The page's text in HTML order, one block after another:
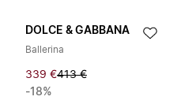
DOLCE & GABBANA
Ballerina
339 €413 €
-18%